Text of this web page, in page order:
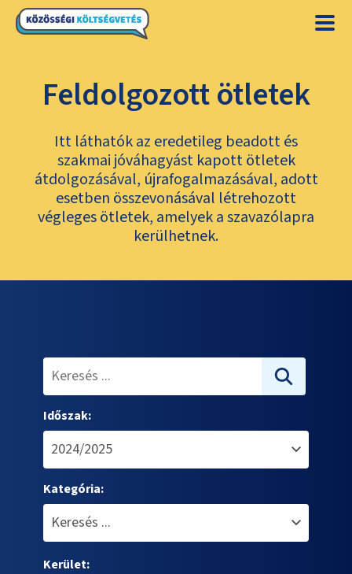
Feldolgozott ötletek
Itt láthatók az eredetileg beadott és
szakmai jóváhagyást kapott ötletek
átdolgozásával, újrafogalmazásával, adott
esetben összevonásával létrehozott
végleges ötletek, amelyek a szavazólapra
kerülhetnek.
Időszak:
Kategória:
Kerület: